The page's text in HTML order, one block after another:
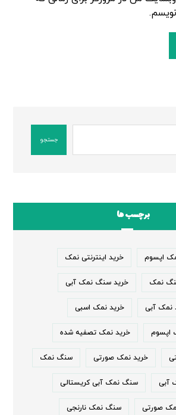
جستجو
برچسب ها
اپسوم خرید اینترنتی نمک
نمک خرید سنگ نمک آبی
نمک آبی خرید نمک اسبی
اپسوم خرید نمک تصفیه شده
خرید نمک صورتی سنگ نمک
آبی سنگ نمک آبی کریستالی
صورتی سنگ نمک نارنجی